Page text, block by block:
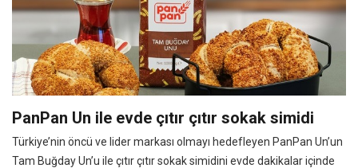
PanPan Un ile evde çıtır çıtır sokak simidi
Türkiye’nin öncü ve lider markası olmayı hedefleyen PanPan Un’un
Tam Buğday Un’u ile çıtır çıtır sokak simidini evde dakikalar içinde